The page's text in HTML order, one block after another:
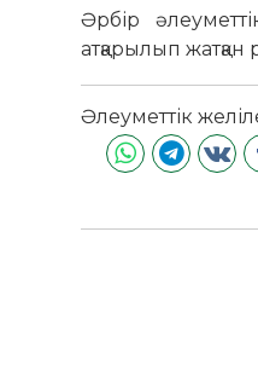
Әрбір
атқарылып жатқан
Әлеуметтік